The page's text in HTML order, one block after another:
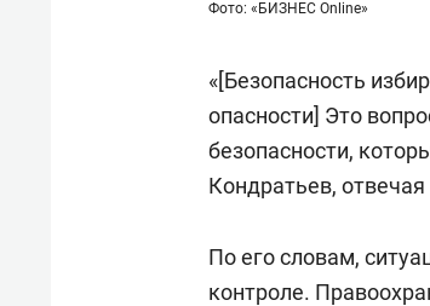
Фото: «БИЗНЕС Online»
«[Безопасность
опасности] Это
безопасности,
Кондратьев,
По его словам,
контроле.